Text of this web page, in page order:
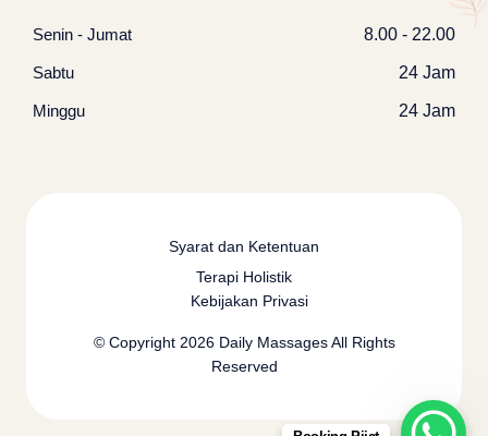
Senin - Jumat 8.00 - 22.00
Sabtu 24 Jam
Minggu 24 Jam
© Copyright 2026Daily MassagesAll Rights
Reserved
Syarat dan Ketentuan
Terapi Holistik
Kebijakan Privasi